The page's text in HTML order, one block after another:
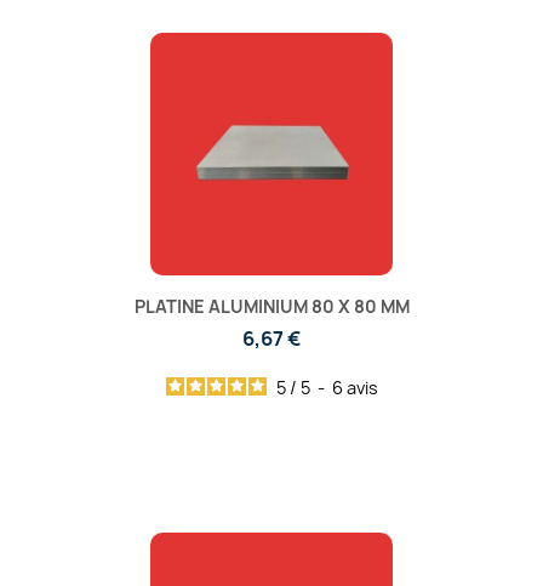
PLATINE ALUMINIUM 80 X 80 MM
6,67 €
5 / 5 - 6 avis